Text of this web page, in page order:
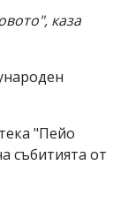
каза
"Пейо
събитията от